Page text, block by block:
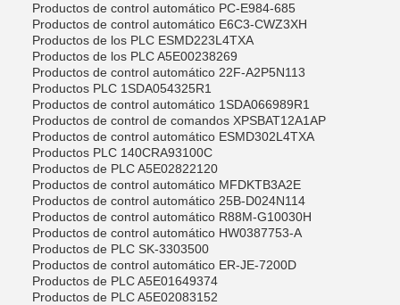
Productos de control automático PC-E984-685
Productos de control automático E6C3-CWZ3XH
Productos de los PLC ESMD223L4TXA
Productos de los PLC A5E00238269
Productos de control automático 22F-A2P5N113
Productos PLC 1SDA054325R1
Productos de control automático 1SDA066989R1
Productos de control de comandos XPSBAT12A1AP
Productos de control automático ESMD302L4TXA
Productos PLC 140CRA93100C
Productos de PLC A5E02822120
Productos de control automático MFDKTB3A2E
Productos de control automático 25B-D024N114
Productos de control automático R88M-G10030H
Productos de control automático HW0387753-A
Productos de PLC SK-3303500
Productos de control automático ER-JE-7200D
Productos de PLC A5E01649374
Productos de PLC A5E02083152